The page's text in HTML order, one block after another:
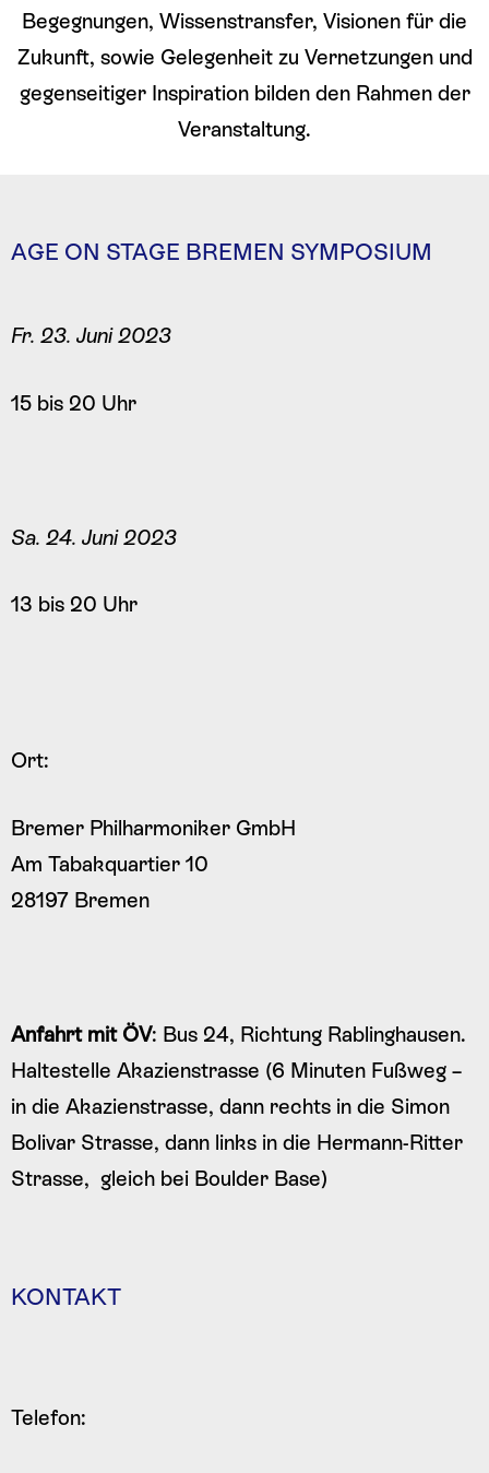
Begegnungen, Wissenstransfer, Visionen für die
Zukunft, sowie Gelegenheit zu Vernetzungen und
gegenseitiger Inspiration bilden den Rahmen der
Veranstaltung.
AGE ON STAGE BREMEN SYMPOSIUM
Fr. 23. Juni 2023
15 bis 20 Uhr
Sa. 24. Juni 2023
13 bis 20 Uhr
Ort:
Bremer Philharmoniker GmbH
Am Tabakquartier 10
28197 Bremen
Anfahrt mit ÖV: Bus 24, Richtung Rablinghausen.
Haltestelle Akazienstrasse (6 Minuten Fußweg –
in die Akazienstrasse, dann rechts in die Simon
Bolivar Strasse, dann links in die Hermann-Ritter
Strasse, gleich bei Boulder Base)
KONTAKT
Telefon: